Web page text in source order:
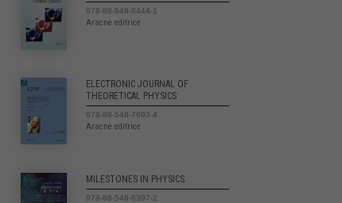
978-88-548-8444-1
Aracne editrice
ELECTRONIC JOURNAL OF
THEORETICAL PHYSICS
978-88-548-7693-4
Aracne editrice
MILESTONES IN PHYSICS
978-88-548-6397-2